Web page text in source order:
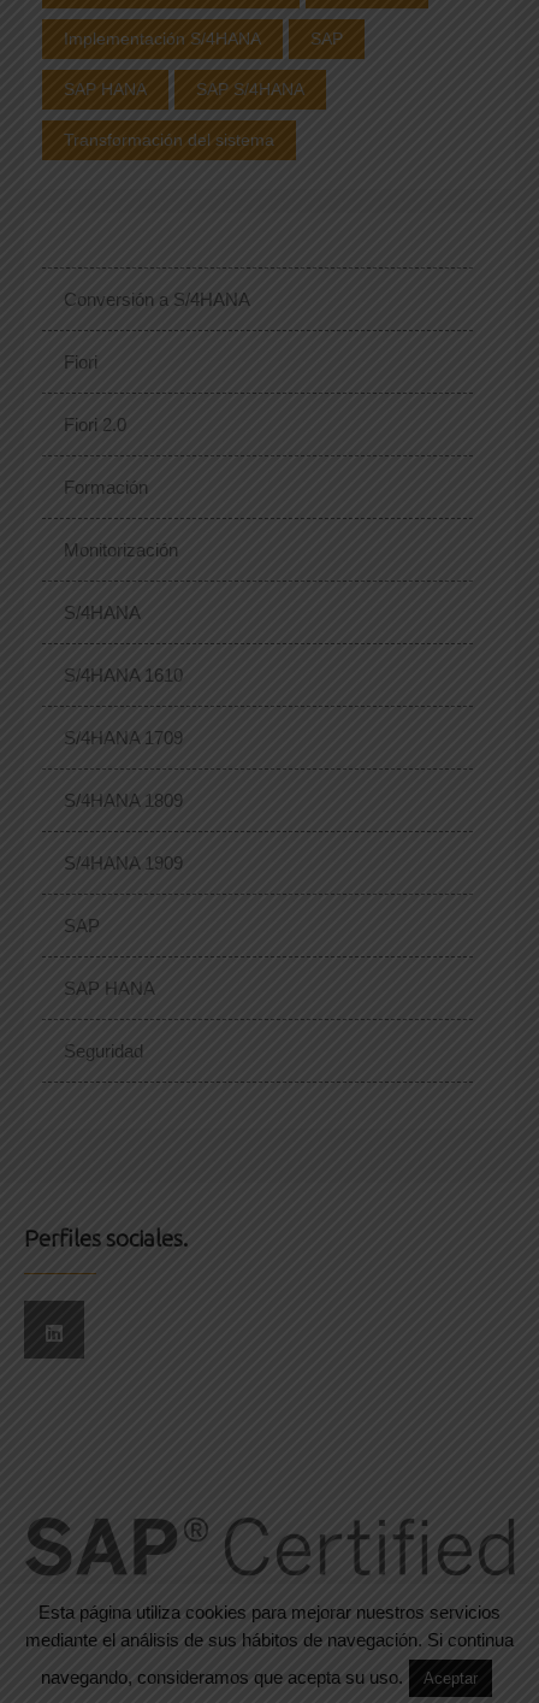
Implementación S/4HANA SAP
SAP HANA SAP S/4HANA
Transformación del sistema
Conversión a S/4HANA
Fiori
Fiori 2.0
Formación
Monitorización
S/4HANA
S/4HANA 1610
S/4HANA 1709
S/4HANA 1809
S/4HANA 1909
SAP
SAP HANA
Seguridad
Perfiles sociales.
© 2016-2024. Todos los derechos reservados. Designed byWPlook
Esta página utiliza cookies para mejorar nuestros servicios
mediante el análisis de sus hábitos de navegación. Si continua
navegando, consideramos que acepta su uso.
Aceptar